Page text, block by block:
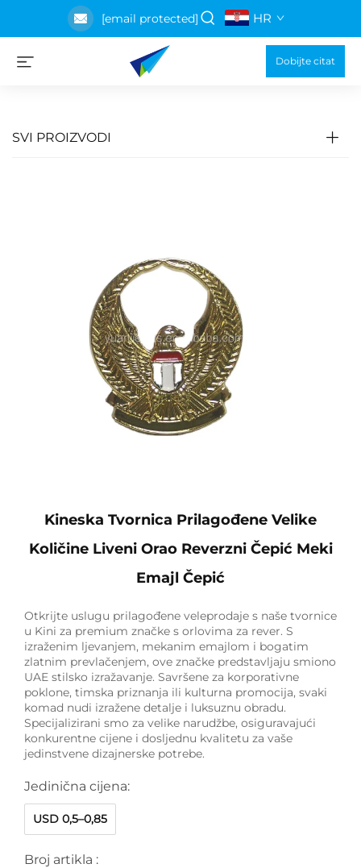
[email protected] HR
Dobijte citat
SVI PROIZVODI
Kineska Tvornica Prilagođene Velike
Količine Liveni Orao Reverzni Čepić Meki
Emajl Čepić
Otkrijte uslugu prilagođene veleprodaje s naše tvornice
u Kini za premium značke s orlovima za rever. S
izraženim ljevanjem, mekanim emajlom i bogatim
zlatnim prevlačenjem, ove značke predstavljaju smiono
UAE stilsko izražavanje. Savršene za korporativne
poklone, timska priznanja ili kulturna promocija, svaki
komad nudi izražene detalje i luksuznu obradu.
Specijalizirani smo za velike narudžbe, osiguravajući
konkurentne cijene i dosljednu kvalitetu za vaše
jedinstvene dizajnerske potrebe.
Jedinična cijena:
USD 0,5–0,85
Broj artikla :